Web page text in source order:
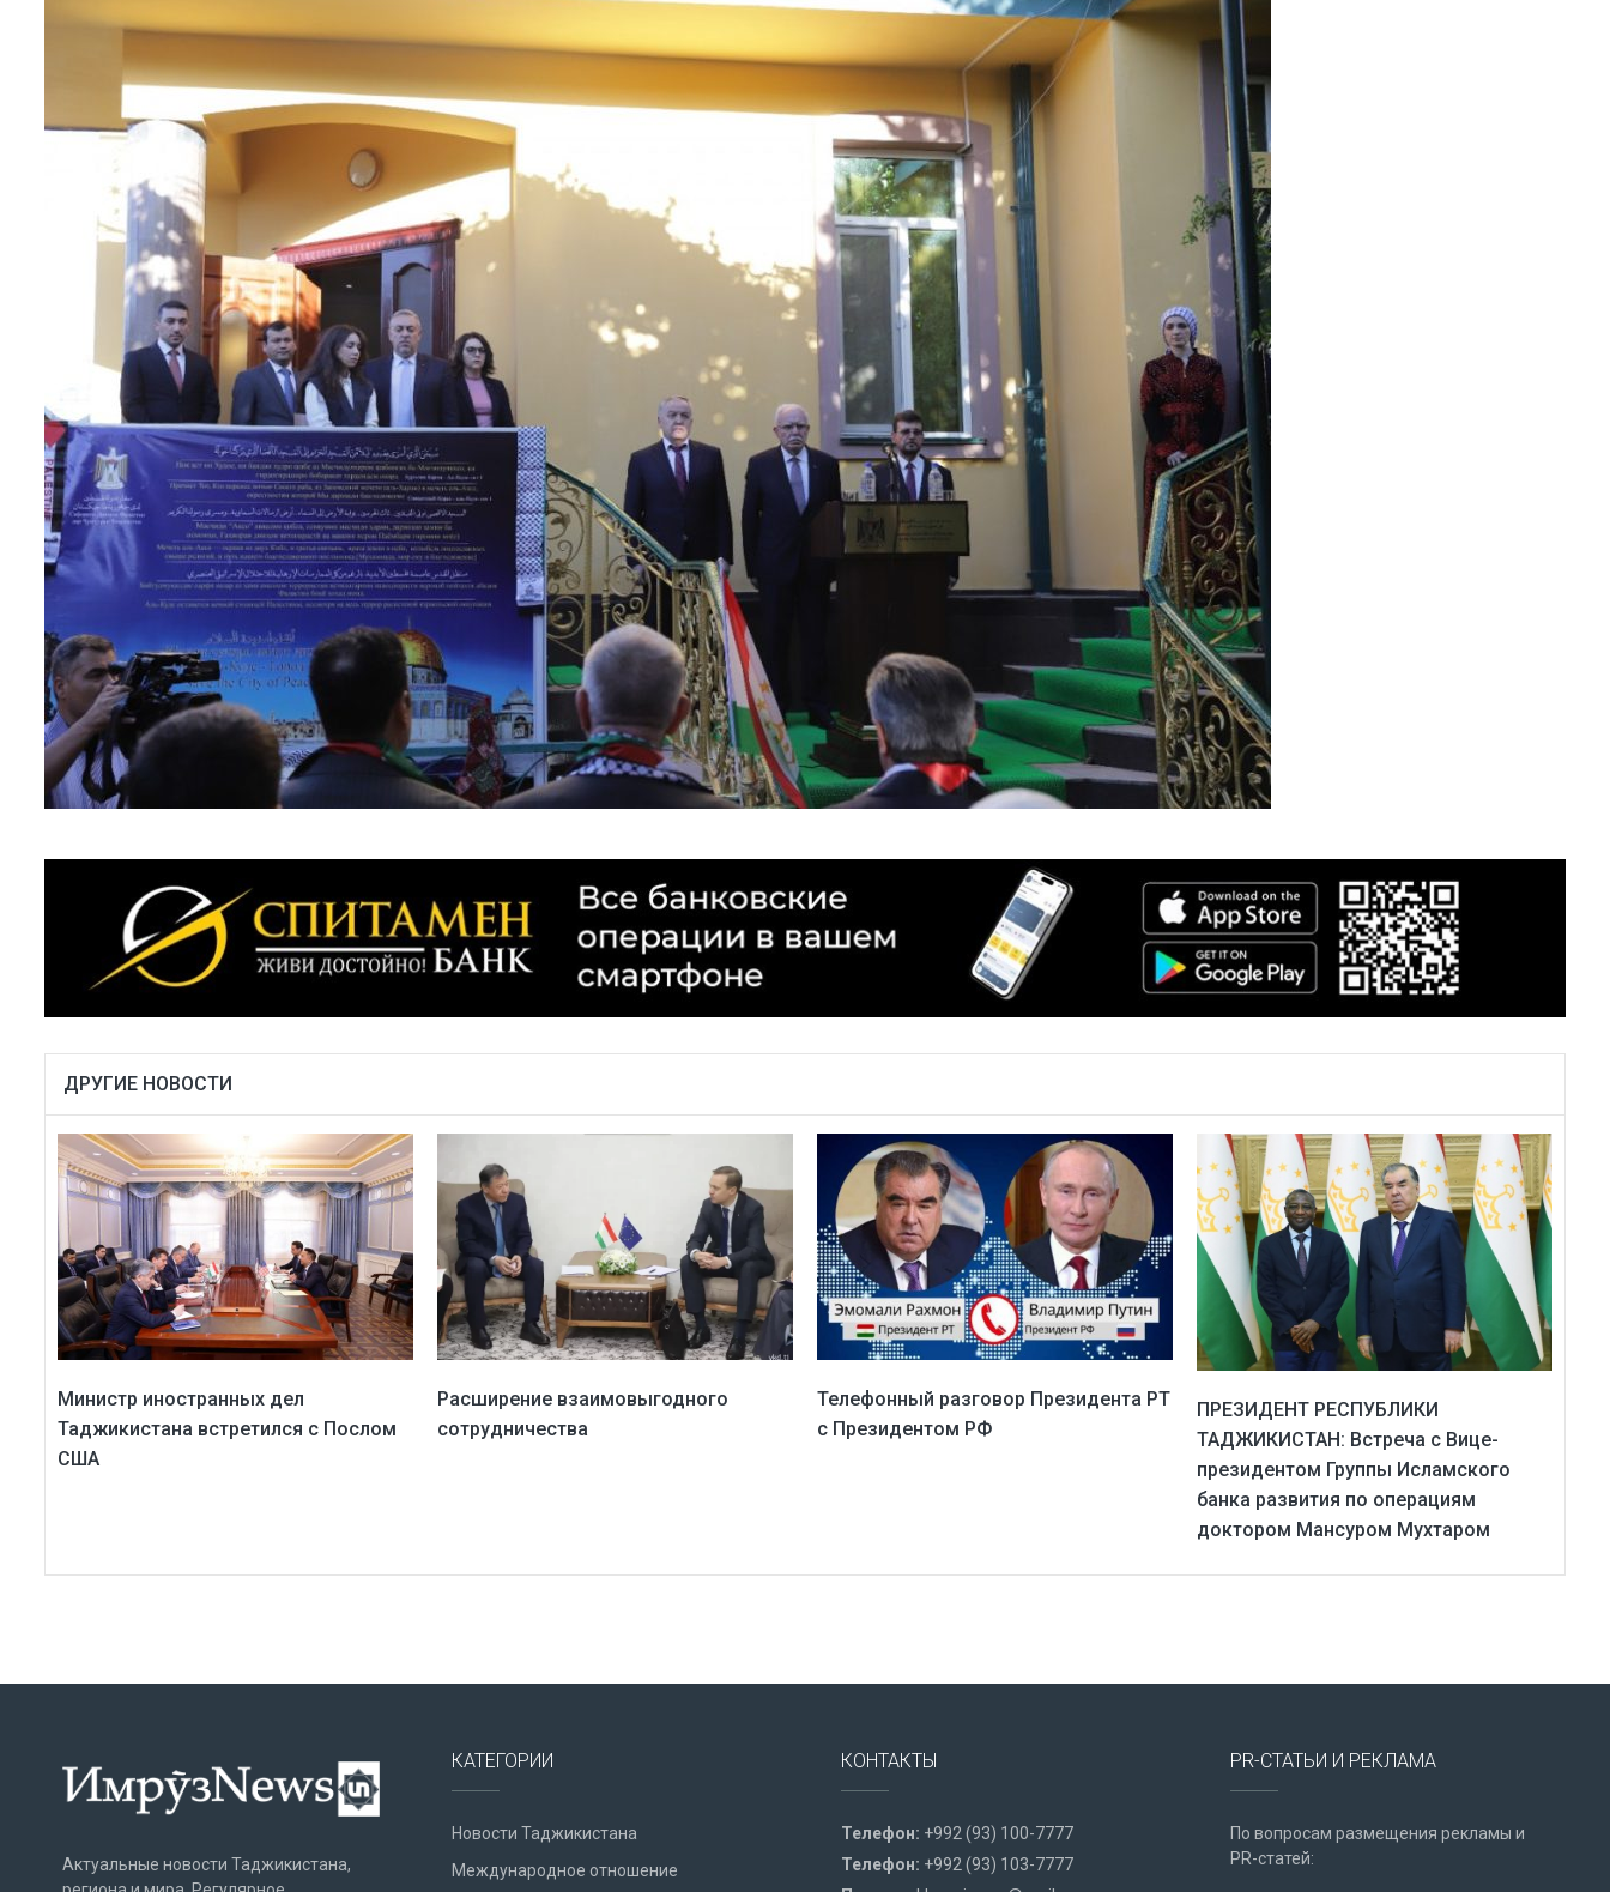
ДРУГИЕ НОВОСТИ
Министр иностранных дел
Таджикистана встретился с Послом
США
Расширение взаимовыгодного
сотрудничества
Телефонный разговор Президента РТ
с Президентом РФ
ПРЕЗИДЕНТ РЕСПУБЛИКИ
ТАДЖИКИСТАН: Встреча с Вице-
президентом Группы Исламского
банка развития по операциям
доктором Мансуром Мухтаром
Актуальные новости Таджикистана,
КАТЕГОРИИ
Новости Таджикистана
Международное отношение
КОНТАКТЫ
Телефон: +992 (93) 100-7777
Телефон: +992 (93) 103-7777
PR-СТАТЬИ И РЕКЛАМА
По вопросам размещения рекламы и
PR-статей: